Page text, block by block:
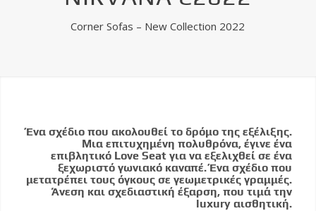
Corner Sofas – New Collection 2022
Ένα σχέδιο που ακολουθεί το δρόμο της εξέλιξης.
Μια επιτυχημένη πολυθρόνα, έγινε ένα
επιβλητικό Love Seat για να εξελιχθεί σε ένα
ξεχωριστό γωνιακό καναπέ. Ένα σχέδιο που
μετατρέπει τους όγκους σε γεωμετρικές γραμμές.
Άνεση και σχεδιαστική έξαρση, που τιμά την
luxury αισθητική.